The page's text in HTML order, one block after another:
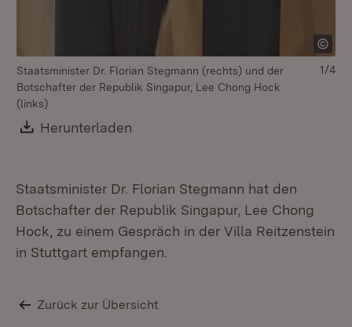
Staatsminister Dr. Florian Stegmann (rechts) und der
Botschafter der Republik Singapur, Lee Chong Hock
(links)
Download:
Herunterladen
1/4
Staatsminister Dr. Florian Stegmann hat den
Botschafter der Republik Singapur, Lee Chong
Hock, zu einem Gespräch in der Villa Reitzenstein
in Stuttgart empfangen.
Zurück zur Übersicht